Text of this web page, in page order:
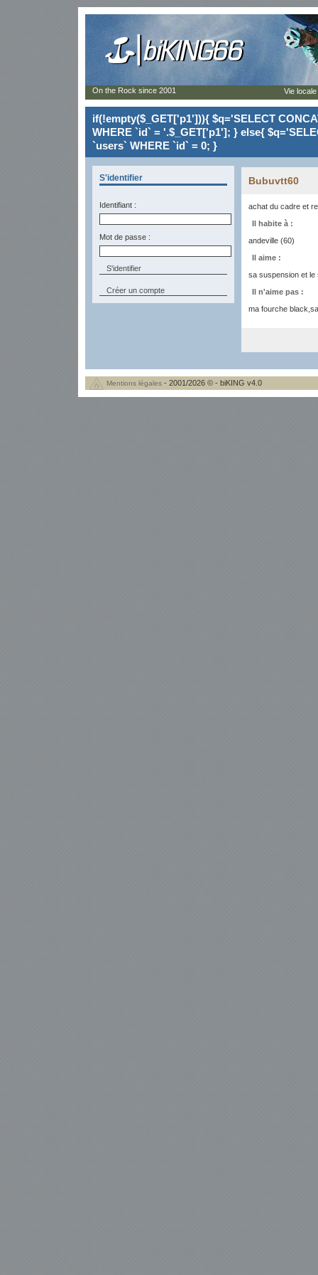
if(!empty($_GET['p1'])){ $q='SELECT
WHERE `id` = '.$_GET['p1']; } else{
`users` WHERE `id` = 0; }
S'identifier
Identifiant :
Mot de passe :
Créer un compte
Bubuvtt60
achat du cadre et
Il habite à :
andeville (60)
Il aime :
sa suspension et le
Il n'aime pas :
ma fourche
On the Rock since 2001 Vie
Mentions légales - 2001/2026 © - biKING v4.0